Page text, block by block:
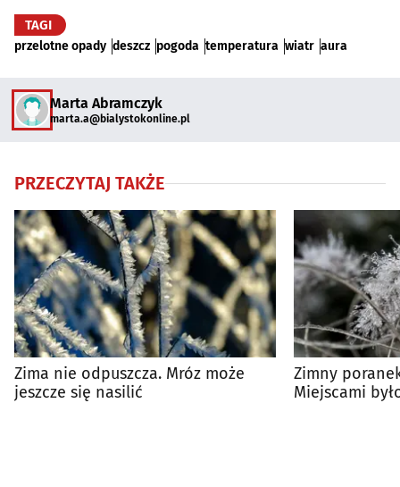
TAGI
przelotne opady deszcz pogoda temperatura wiatr aura
Marta Abramczyk
marta.a@bialystokonline.pl
PRZECZYTAJ TAKŻE
Zima nie odpuszcza. Mróz może
jeszcze się nasilić
Zimny
Miejscami